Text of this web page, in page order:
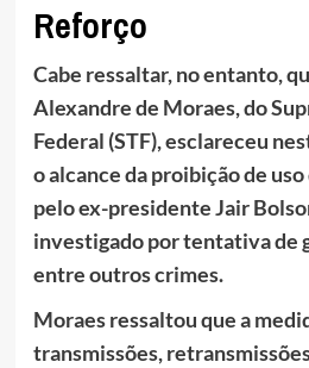
Reforço
Cabe ressaltar, no entanto,
Alexandre de Moraes, do
Federal (STF), esclareceu
o alcance da proibição de
pelo ex-presidente Jair
investigado por tentativa de
entre outros crimes.
Moraes ressaltou que a
transmissões,